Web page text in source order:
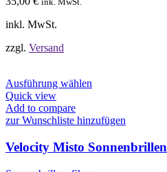
inkl. MwSt.
zzgl. Versand
Ausführung wählen
mehrere
auf.
Die
Quick view
Add to compare
zur Wunschliste hinzufügen
Velocity Misto Sonnenbrillen